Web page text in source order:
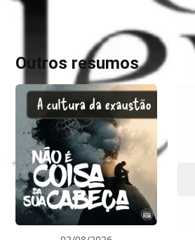
Outros resumos